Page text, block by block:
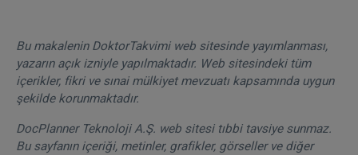
Bu makalenin DoktorTakvimi web sitesinde yayımlanması,
yazarın açık izniyle yapılmaktadır. Web sitesindeki tüm
içerikler, fikri ve sınai mülkiyet mevzuatı kapsamında uygun
şekilde korunmaktadır.
DocPlanner Teknoloji A.Ş. web sitesi tıbbi tavsiye sunmaz.
Bu sayfanın içeriği, metinler, grafikler, görseller ve diğer